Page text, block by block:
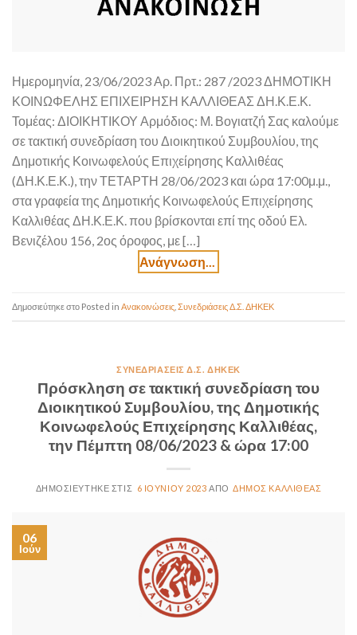
Ημερομηνία, 23/06/2023 Αρ. Πρτ.: 287 /2023 ΔΗΜΟΤΙΚΗ
ΚΟΙΝΩΦΕΛΗΣ ΕΠΙΧΕΙΡΗΣΗ ΚΑΛΛΙΘΕΑΣ ΔΗ.Κ.Ε.Κ.
Τομέας: ΔΙΟΙΚΗΤΙΚΟΥ Αρμόδιος: Μ. Βογιατζή Σας καλούμε
σε τακτική συνεδρίαση του Διοικητικού Συμβουλίου, της
Δημοτικής Κοινωφελούς Επιχείρησης Καλλιθέας
(ΔΗ.Κ.Ε.Κ.), την ΤΕΤΑΡΤΗ 28/06/2023 και ώρα 17:00μ.μ.,
στα γραφεία της Δημοτικής Κοινωφελούς Επιχείρησης
Καλλιθέας ΔΗ.Κ.Ε.Κ. που βρίσκονται επί της οδού Ελ.
Βενιζέλου 156, 2ος όροφος, με […]
Posted in Ανακοινώσεις Συνεδριάσεις Δ.Σ. ΔΗΚΕΚ
ΣΥΝΕΔΡΙΆΣΕΙΣ Δ.Σ. ΔΗΚΕΚ
Πρόσκληση σε τακτική συνεδρίαση του
Διοικητικού Συμβουλίου, της Δημοτικής
Κοινωφελούς Επιχείρησης Καλλιθέας,
την Πέμπτη 08/06/2023 & ώρα 17:00
6 ΙΟΥΝΊΟΥ 2023 ΔΉΜΟΣ ΚΑΛΛΙΘΈΑΣ
06
Ιούν